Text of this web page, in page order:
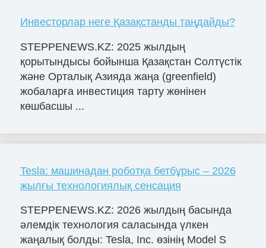
Инвесторлар неге Қазақстанды таңдайды?
STEPPENEWS.KZ: 2025 жылдың
қорытындысы бойынша Қазақстан Солтүстік
және Орталық Азияда жаңа (greenfield)
жобаларға инвестиция тарту жөнінен
көшбасшы ...
Tesla: машинадан роботқа бетбұрыс – 2026
жылғы технологиялық сенсация
STEPPENEWS.KZ: 2026 жылдың басында
әлемдік технология саласында үлкен
жаңалық болды: Tesla, Inc. өзінің Model S